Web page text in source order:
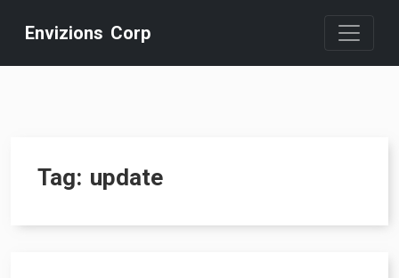
content
Envizions Corp
Tag: update